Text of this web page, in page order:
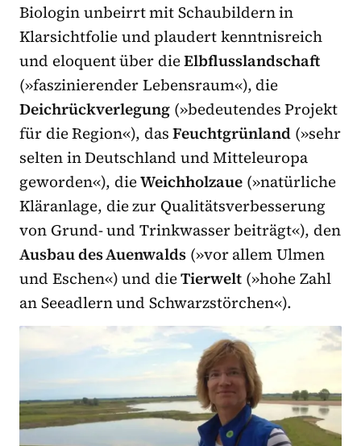
Biologin unbeirrt mit Schaubildern in
Klarsichtfolie und plaudert kenntnisreich
und eloquent über dieElbflusslandschaft
(»faszinierender Lebensraum«), die
Deichrückverlegung (»bedeutendes Projekt
für die Region«), dasFeuchtgrünland (»sehr
selten in Deutschland und Mitteleuropa
geworden«), dieWeichholzaue (»natürliche
Kläranlage, die zur Qualitätsverbesserung
von Grund- und Trinkwasser beiträgt«), den
Ausbau des Auenwalds (»vor allem Ulmen
und Eschen«) und dieTierwelt (»hohe Zahl
an Seeadlern und Schwarzstörchen«).